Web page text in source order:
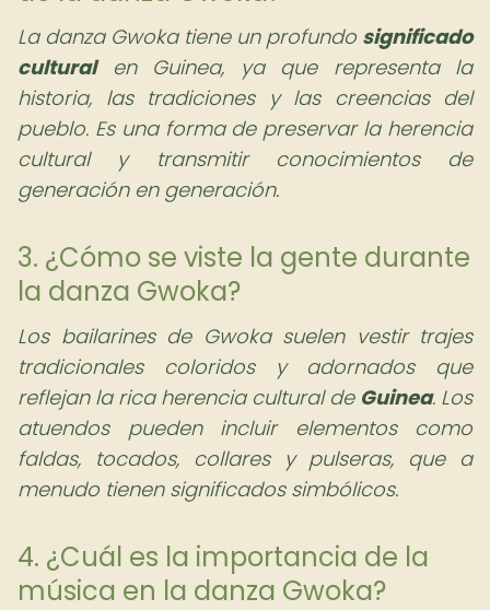
La danza Gwoka tiene un profundo significado
culturalen Guinea, ya que representa la
historia, las tradiciones y las creencias del
pueblo. Es una forma de preservar la herencia
cultural y transmitir conocimientos de
generación en generación.
3. ¿Cómo se viste la gente durante
la danza Gwoka?
Los bailarines de Gwoka suelen vestir trajes
tradicionales coloridos y adornados que
reflejan la rica herencia cultural de Guinea. Los
atuendos pueden incluir elementos como
faldas, tocados, collares y pulseras, que a
menudo tienen significados simbólicos.
4. ¿Cuál es la importancia de la
música en la danza Gwoka?